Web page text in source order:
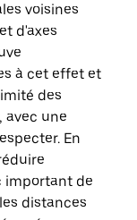
voisines
d'axes
à cet effet et
des
avec une
En
important de
distances